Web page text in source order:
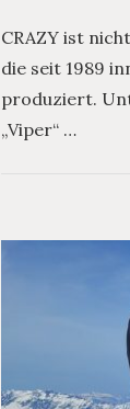
CRAZY ist
die seit 1989
produziert.
„Viper“ …